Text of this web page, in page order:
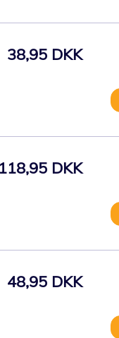
38,95 DKK
118,95 DKK
48,95 DKK